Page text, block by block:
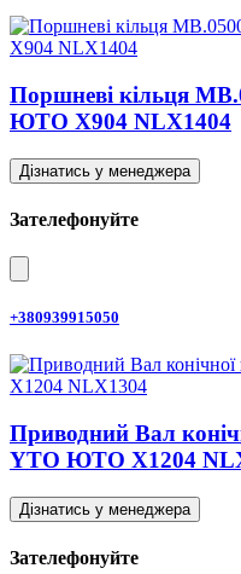
Поршневі кільця
ЮТО X904 NLX1404
Дізнатись у менеджера
Зателефонуйте
+380939915050
Приводний Вал
YTO ЮТО X1204
Дізнатись у менеджера
Зателефонуйте